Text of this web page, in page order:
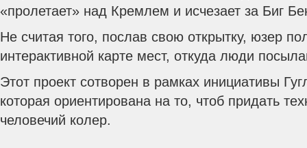
«пролетает» над Кремлем и исчезает за Биг
Не считая того, послав свою открытку, юзер
интерактивной карте мест, откуда люди
Этот проект сотворен в рамках инициативы
которая ориентирована на то, чтоб придать
человечий колер.